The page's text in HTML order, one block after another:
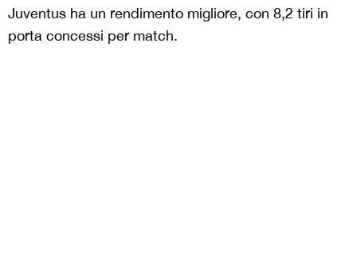
Juventus ha un rendimento migliore, con 8,2 tiri in
porta concessi per match.